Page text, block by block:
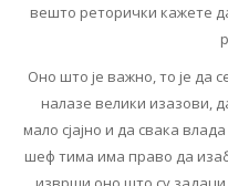
вешто реторички кажете
Оно што је важно, то је да
налазе велики изазови,
мало сјајно и да свака
шеф тима има право да